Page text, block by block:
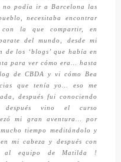
no podía ir a Barcelona las
necesitaba encontrar
con la que compartir, en
del mundo, desde mi
de los ‘blogs’ que había en
para ver cómo era… hasta
de CBDA y vi cómo Bea
que tenía yo… eso me
después fui conociendo
después vino el curso
mi gran aventura… por
tiempo meditándolo y
mi cabeza y después con
al equipo de Matilda !